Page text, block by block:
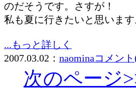
のだそうです。さすが！
私も夏に行きたいと思います
...もっと詳しく
2007.03.02： naominaコメン
次のページ